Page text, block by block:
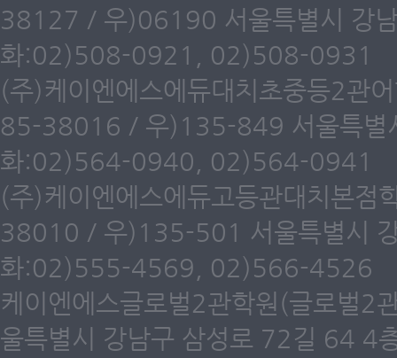
38127 / 우)06190 서울특별시 강
화:02)508-0921, 02)508-0931
(주)케이엔에스에듀대치초중등2관
85-38016 / 우)135-849 서울특별
화:02)564-0940, 02)564-0941
(주)케이엔에스에듀고등관대치본
38010 / 우)135-501 서울특별시
화:02)555-4569, 02)566-4526
케이엔에스글로벌2관학원(글로벌
울특별시 강남구 삼성로 72길 64